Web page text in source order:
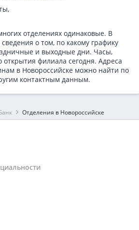
отделениях одинаковые. В
о том, по какому графику
и выходные дни. Часы,
открытия филиала сегодня. Адреса
в Новороссийске можно найти по
контактным данным.
Отделения в Новороссийске